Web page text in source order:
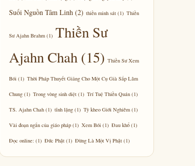
Suối Nguồn Tâm Linh (2) thiền minh sát (1) Thiền
Sư Ajahn Brahm (1) Thiền Sư
Ajahn Chah (15) Thiền Sư Xem
Bói (1) Thời Pháp Thuyết Giảng Cho Một Cụ Già Sắp Lâm
Chung (1) Trong vòng sinh diệt (1) Trí Tuệ Thiền Quán (1)
TS. Ajahn Chah (1) tĩnh lặng (1) Tỳ kheo Giới Nghiêm (1)
Vài đoạn ngắn của giáo pháp (1) Xem Bói (1) Đau khổ (1)
Đọc online: (1) Đức Phật (1) Đừng Là Một Vị Phật (1)